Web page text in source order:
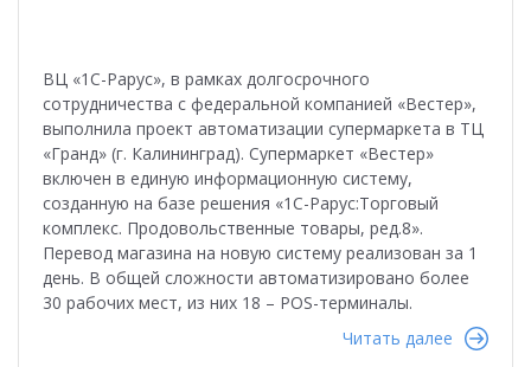
ВЦ «1С-Рарус», в рамках долгосрочного
сотрудничества с федеральной компанией «Вестер»,
выполнила проект автоматизации супермаркета в ТЦ
«Гранд» (г. Калининград). Супермаркет «Вестер»
включен в единую информационную систему,
созданную на базе решения «1С-Рарус:Торговый
комплекс. Продовольственные товары, ред.8».
Перевод магазина на новую систему реализован за 1
день. В общей сложности автоматизировано более
30 рабочих мест, из них 18 – POS-терминалы.
Читать далее